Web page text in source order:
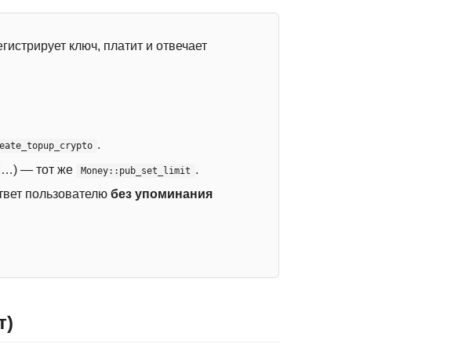
ключ, платит и отвечает
.
…) — тот же Money::pub_set_limit .
пользователю без упоминания